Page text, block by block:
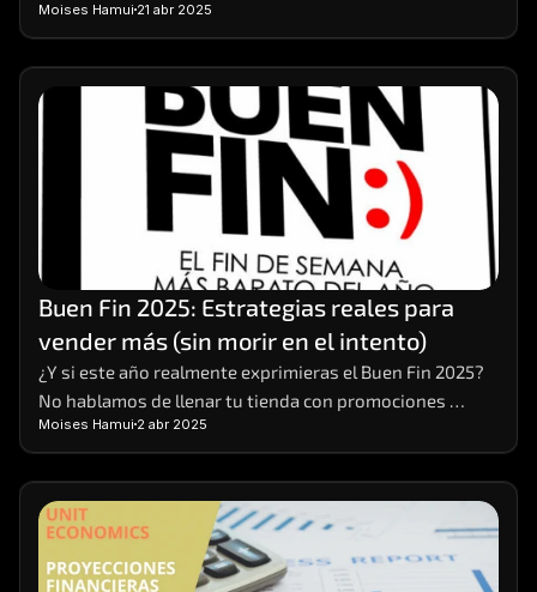
realmente crecen son aquellas que aprenden a
interpretar los datos detrás de cada visita, compra o
carrito abandonado.
Moises Hamui 21 abr 2025
Buen Fin 2025: Estrategias reales para
vender más (sin morir en el intento)
¿Y si este año realmente exprimieras el Buen Fin 2025?
No hablamos de llenar tu tienda con promociones
Moises Hamui 2 abr 2025